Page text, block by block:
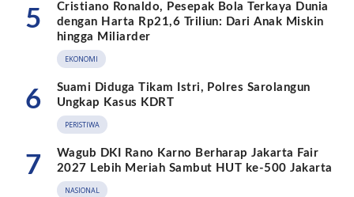
5
Cristiano Ronaldo, Pesepak Bola Terkaya Dunia
dengan Harta Rp21,6 Triliun: Dari Anak Miskin
hingga Miliarder
EKONOMI
6
Suami Diduga Tikam Istri, Polres Sarolangun
Ungkap Kasus KDRT
PERISTIWA
7
Wagub DKI Rano Karno Berharap Jakarta Fair
2027 Lebih Meriah Sambut HUT ke-500 Jakarta
NASIONAL